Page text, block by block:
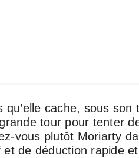
cache, sous
tour pour tenter
vous plutôt Moriarty
de déduction rapide